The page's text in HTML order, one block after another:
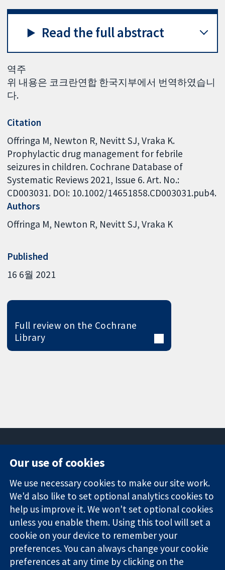
Read the full abstract
역주
위 내용은 코크란연합 한국지부에서 번역하였습니
다.
Citation
Offringa M, Newton R, Nevitt SJ, Vraka K.
Prophylactic drug management for febrile
seizures in children. Cochrane Database of
Systematic Reviews 2021, Issue 6. Art. No.:
CD003031. DOI: 10.1002/14651858.CD003031.pub4.
Authors
Offringa M Newton R Nevitt SJ Vraka K
Published
16 6월 2021
Full review on the Cochrane
Library
Trusted
evidence.
Informed
decisions.
Better health.
Square
London
W1G 0AN
영국
News
Press office
About us
작업
Cochrane
Library
Our use of cookies
We use necessary cookies to make our site work.
We'd also like to set optional analytics cookies to
help us improve it. We won't set optional cookies
unless you enable them. Using this tool will set a
cookie on your device to remember your
preferences. You can always change your cookie
preferences at any time by clicking on the